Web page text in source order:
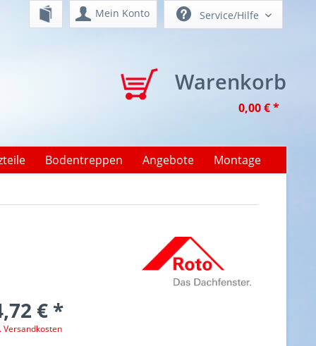
Mein Konto
Warenkorb
0,00 € *
Service/Hilfe
Bodentreppen Angebote Montage
€ *
Versandkosten